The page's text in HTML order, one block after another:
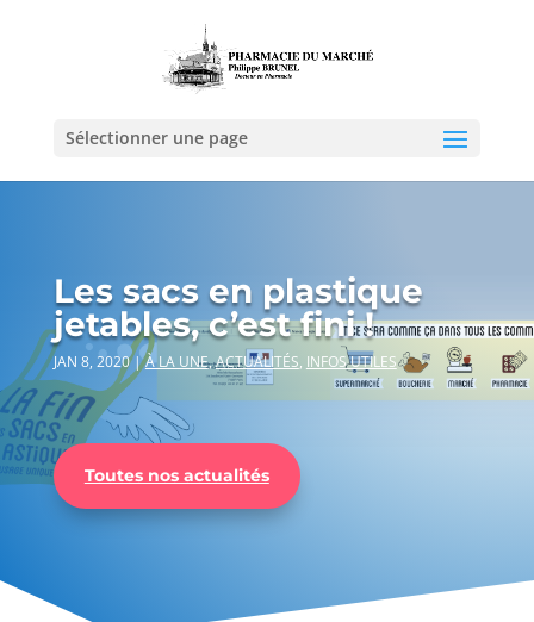
Sélectionner une page
Les sacs en plastique
jetables, c’est fini !
JAN 8, 2020|À LA UNE,ACTUALITÉS, INFOS UTILES
Toutes nos actualités